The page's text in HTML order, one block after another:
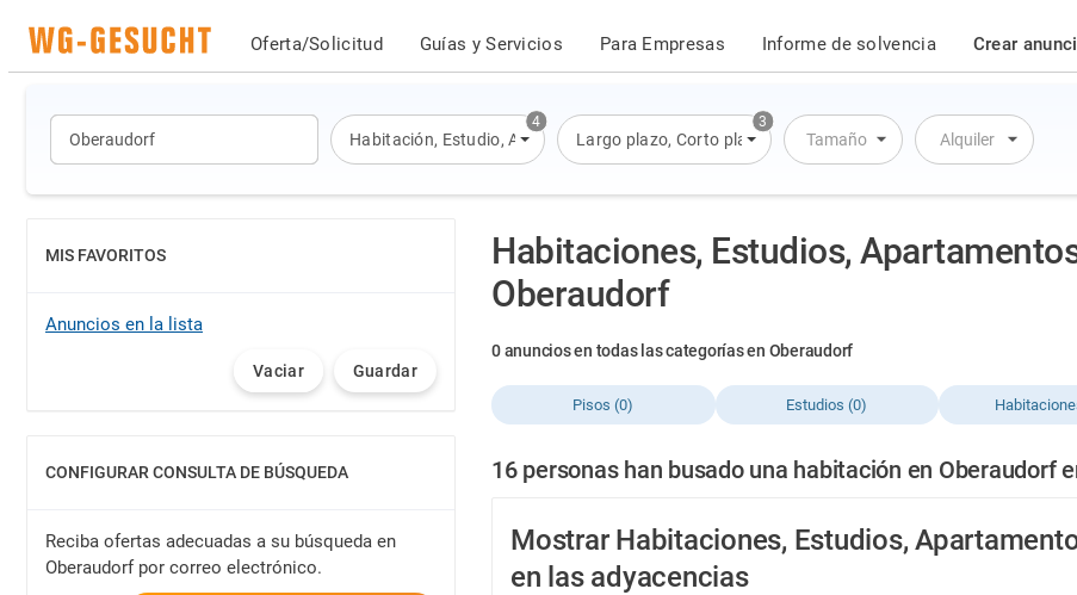
Oferta/Solicitud Guías y Servicios Para Empresas Informe de solvencia Crear
4
Habitación, Estudio,Apartamento,Casa
3
Largo plazo, Corto plazo , Alquiler por día
Tamaño Alquiler
Habitaciones, Estudios,
Oberaudorf
0 anuncios en todas las categorías en Oberaudorf
Pisos (0) Estudios (0)
16 personas han busado una habitación en Oberaudorf
Mostrar Habitaciones, Estudios,
en las adyacencias
MIS FAVORITOS
MOSTRAR
Anuncios en la lista
Vaciar Guardar
CONFIGURAR CONSULTA DE BÚSQUEDA
MOSTRAR
Reciba ofertas adecuadas a su búsqueda en
Oberaudorf por correo electrónico.